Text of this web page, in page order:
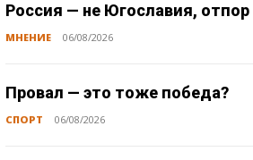
Россия — не Югославия, отпор
МНЕНИЕ 06/08/2026
Провал — это тоже победа?
СПОРТ 06/08/2026